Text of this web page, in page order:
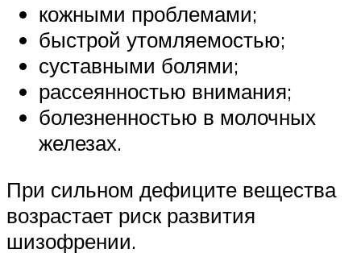
кожными проблемами;
быстрой утомляемостью;
суставными болями;
рассеянностью внимания;
болезненностью в молочных
железах.
При сильном дефиците вещества
возрастает риск развития
шизофрении.